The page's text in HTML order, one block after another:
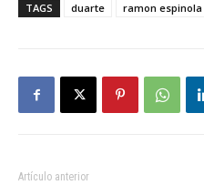
TAGS duarte ramon espinola
Artículo anterior